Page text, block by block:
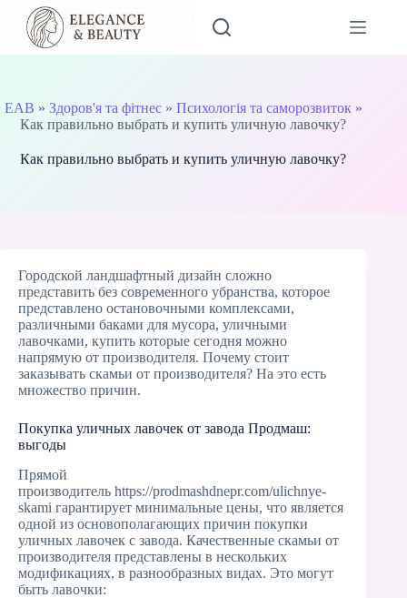
Перейти
вмісту
EAB » Здоров'я та фітнес» Психологія та саморозвиток»
Как правильно выбрать и купить уличную лавочку?
Как правильно выбрать и купить уличную лавочку?
Городской ландшафтный дизайн сложно
представить без современного убранства, которое
представлено остановочными комплексами,
различными баками для мусора, уличными
лавочками, купить которые сегодня можно
напрямую от производителя. Почему стоит
заказывать скамьи от производителя? На это есть
множество причин.
Покупка уличных лавочек от завода Продмаш:
выгоды
Прямой
производитель https://prodmashdnepr.com/ulichnye-
skami гарантирует минимальные цены, что является
одной из основополагающих причин покупки
уличных лавочек с завода. Качественные скамьи от
производителя представлены в нескольких
модификациях, в разнообразных видах. Это могут
быть лавочки: